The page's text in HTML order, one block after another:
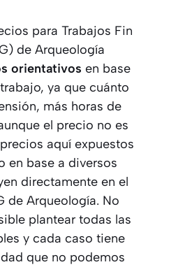
para Trabajos Fin
de Arqueología
orientativos en base
ya que cuánto
más horas de
el precio no es
aquí expuestos
en base a diversos
directamente en el
de Arqueología. No
plantear todas las
y cada caso tiene
que no podemos